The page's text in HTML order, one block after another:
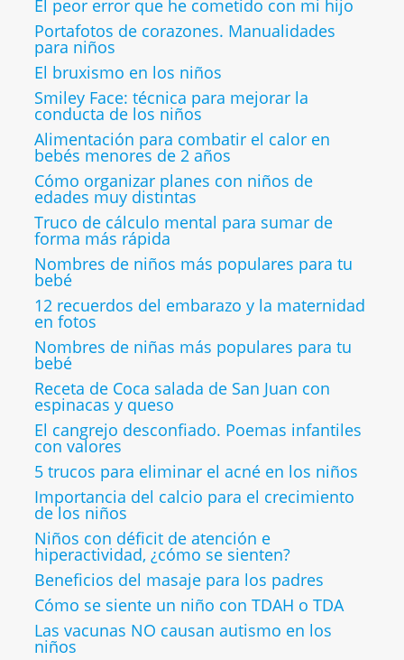
El peor error que he cometido con mi hijo
Portafotos de corazones. Manualidades
para niños
El bruxismo en los niños
Smiley Face: técnica para mejorar la
conducta de los niños
Alimentación para combatir el calor en
bebés menores de 2 años
Cómo organizar planes con niños de
edades muy distintas
Truco de cálculo mental para sumar de
forma más rápida
Nombres de niños más populares para tu
bebé
12 recuerdos del embarazo y la maternidad
en fotos
Nombres de niñas más populares para tu
bebé
Receta de Coca salada de San Juan con
espinacas y queso
El cangrejo desconfiado. Poemas infantiles
con valores
5 trucos para eliminar el acné en los niños
Importancia del calcio para el crecimiento
de los niños
Niños con déficit de atención e
hiperactividad, ¿cómo se sienten?
Beneficios del masaje para los padres
Cómo se siente un niño con TDAH o TDA
Las vacunas NO causan autismo en los
niños